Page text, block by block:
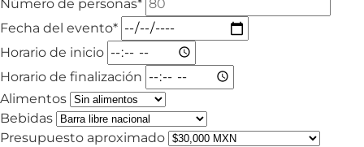
Número de personas*
Fecha del evento*
Horario de inicio
Horario de finalización
Alimentos
Bebidas
Presupuesto aproximado